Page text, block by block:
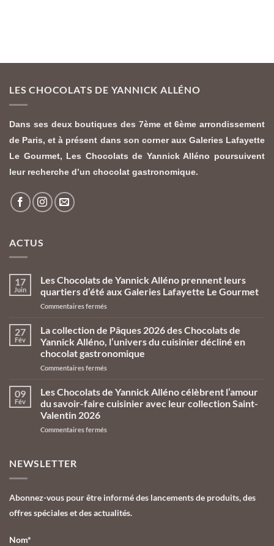
LES CHOCOLATS DE YANNICK ALLÉNO
Dans ses deux boutiques des 7ème et 6ème arrondissement
de Paris, et à présent dans son corner aux Galeries Lafayette
Le Gourmet, Les Chocolats de Yannick Alléno poursuivent
leur recherche d’un chocolat gastronomique.
ACTUS
17
Juin
Les Chocolats de Yannick Alléno prennent leurs
quartiers d’été aux Galeries Lafayette Le Gourmet
Commentaires fermés
27
Fév
La collection de Pâques 2026 des Chocolats de
Yannick Alléno, l’univers du cuisinier décliné en
chocolat gastronomique
Commentaires fermés
09
Fév
Les Chocolats de Yannick Alléno célèbrent l’amour
du savoir-faire cuisinier avec leur collection Saint-
Valentin 2026
Commentaires fermés
NEWSLETTER
Abonnez-vous pour être informé des lancements de produits, des
offres spéciales et des actualités.
Nom*